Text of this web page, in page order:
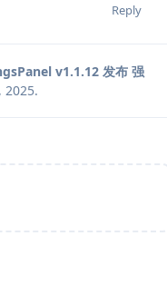
Reply
v1.1.12 发布 强
2025.